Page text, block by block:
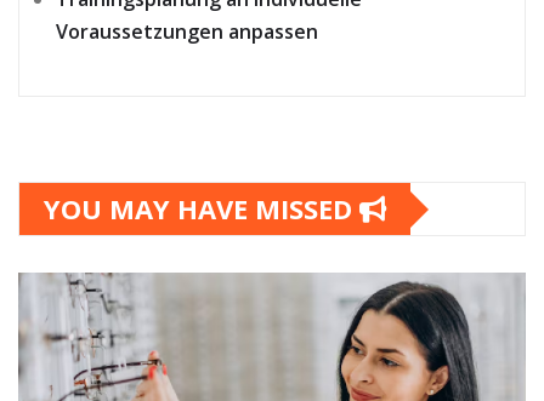
Voraussetzungen anpassen
YOU MAY HAVE MISSED